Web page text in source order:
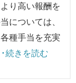
り高い報酬を
については、
種手当を充実
･続きを読む